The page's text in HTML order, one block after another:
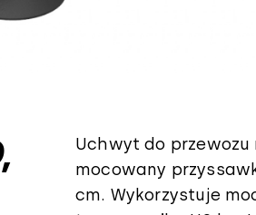
Uchwyt do
mocowany
cm. Wykorzystuje